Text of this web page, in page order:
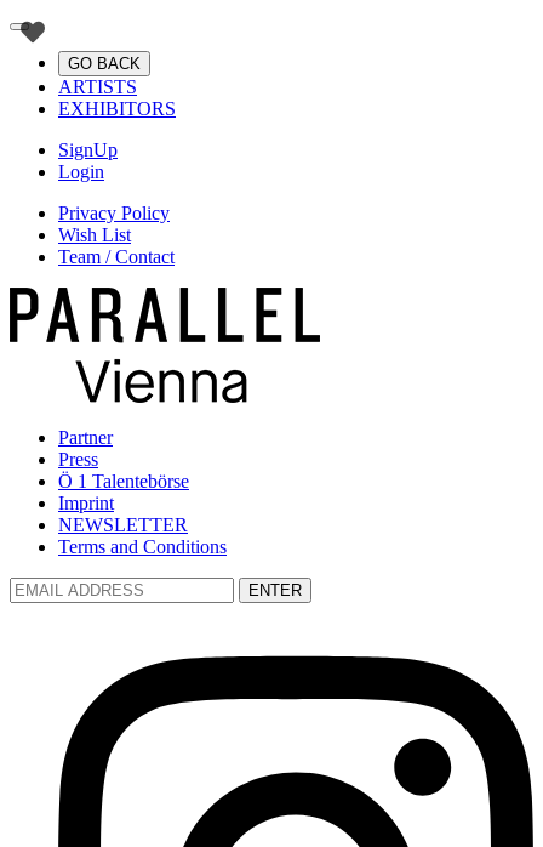
GO BACK
ARTISTS
EXHIBITORS
SignUp
Login
Privacy Policy
Wish List
Team / Contact
Partner
Press
Ö 1 Talentebörse
Imprint
NEWSLETTER
Terms and Conditions
ENTER